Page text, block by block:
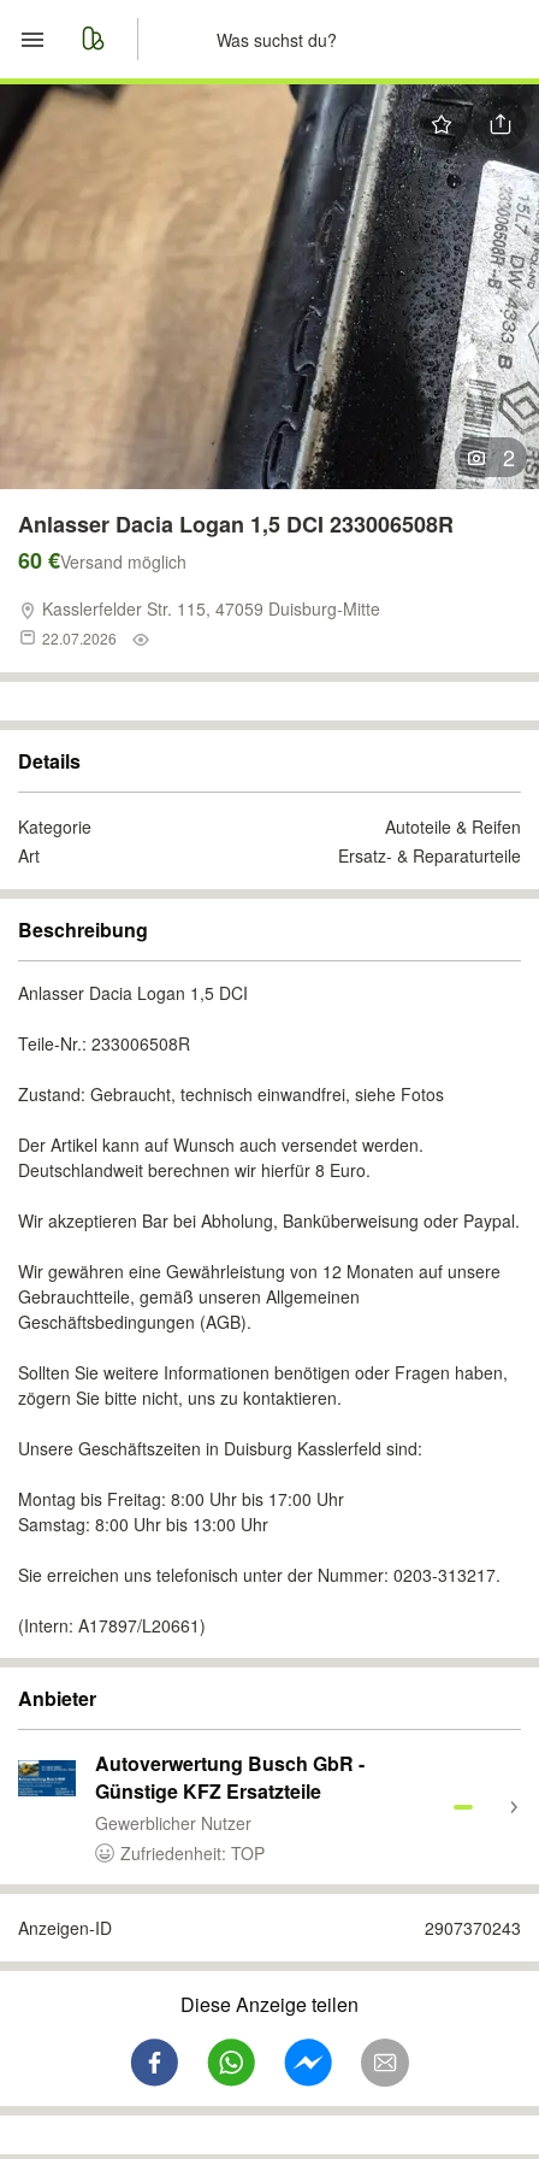
Start
Nachrichten
Anzeige aufgeben
2
Anlasser Dacia Logan 1,5 DCI 233006508R
60 €Versand möglich
Kasslerfelder Str. 115, 47059 Duisburg-Mitte
22.07.2026
Details
Kategorie
Autoteile & Reifen
Art
Ersatz- & Reparaturteile
Beschreibung
Anlasser Dacia Logan 1,5 DCI
Teile-Nr.: 233006508R
Zustand: Gebraucht, technisch einwandfrei, siehe Fotos
Der Artikel kann auf Wunsch auch versendet werden.
Deutschlandweit berechnen wir hierfür 8 Euro.
Wir akzeptieren Bar bei Abholung, Banküberweisung oder Paypal.
Wir gewähren eine Gewährleistung von 12 Monaten auf unsere
Gebrauchtteile, gemäß unseren Allgemeinen
Geschäftsbedingungen (AGB).
Sollten Sie weitere Informationen benötigen oder Fragen haben,
zögern Sie bitte nicht, uns zu kontaktieren.
Unsere Geschäftszeiten in Duisburg Kasslerfeld sind:
Montag bis Freitag: 8:00 Uhr bis 17:00 Uhr
Samstag: 8:00 Uhr bis 13:00 Uhr
Sie erreichen uns telefonisch unter der Nummer: 0203-313217.
(Intern: A17897/L20661)
Anbieter
Autoverwertung Busch GbR -
Günstige KFZ Ersatzteile
Gewerblicher Nutzer
Zufriedenheit: TOP
Anzeigen-ID 2907370243
Diese Anzeige teilen